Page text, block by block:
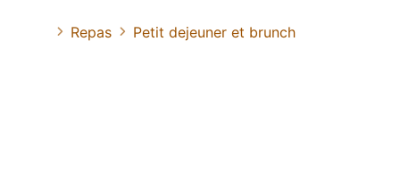
Repas Petit dejeuner et brunch